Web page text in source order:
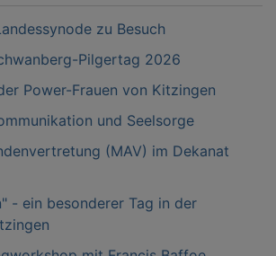
zu Besuch
Pilgertag 2026
Power-Frauen von Kitzingen
und Seelsorge
(MAV) im Dekanat
- ein besonderer Tag in der